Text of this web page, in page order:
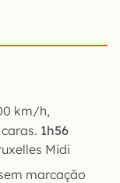
km/h,
1h56
Midi
marcação